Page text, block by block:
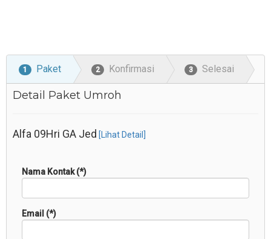
1 Paket 2 Konfirmasi 3 Selesai
Detail Paket Umroh
Alfa 09Hri GA Jed [Lihat Detail]
Nama Kontak (*)
Email (*)